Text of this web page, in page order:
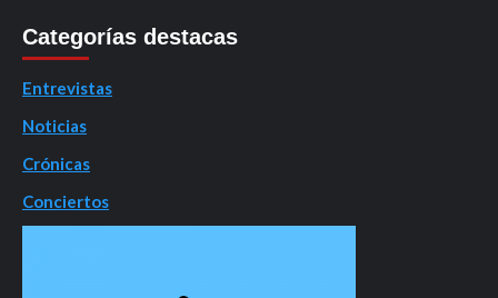
Categorías destacas
Entrevistas
Noticias
Crónicas
Conciertos